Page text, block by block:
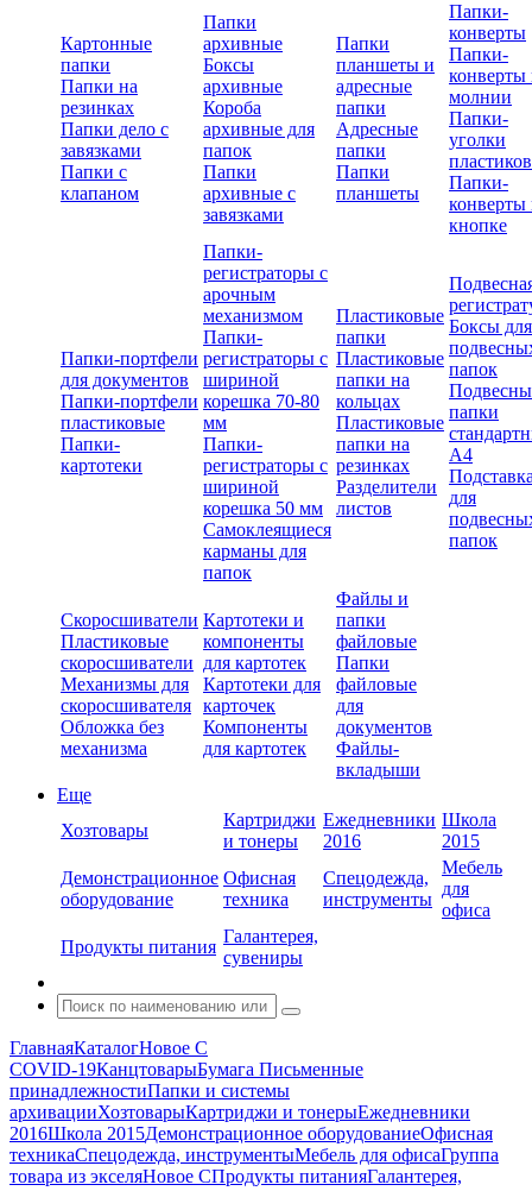
Картонные
папки
Папки на
резинках
Папки дело с
завязками
Папки с
клапаном
Папки
архивные
Боксы
архивные
Короба
архивные для
папок
Папки
архивные с
завязками
Папки
планшеты и
адресные
папки
Адресные
папки
Папки
планшеты
Папки-
конверты
Папки-
конверты
молнии
Папки-
уголки
Папки-
конверты
кнопке
Папки-портфели
для документов
Папки-портфели
пластиковые
Папки-
картотеки
Папки-
регистраторы с
арочным
механизмом
Папки-
регистраторы с
шириной
корешка 70-80
мм
Папки-
регистраторы с
шириной
корешка 50 мм
Самоклеящиеся
карманы для
папок
Пластиковые
папки
Пластиковые
папки на
кольцах
Пластиковые
папки на
резинках
Разделители
листов
Боксы для
папок
папки
А4
для
папок
Скоросшиватели
Пластиковые
скоросшиватели
Механизмы для
скоросшивателя
Обложка без
механизма
Картотеки и
компоненты
для картотек
Картотеки для
карточек
Компоненты
для картотек
Файлы и
папки
файловые
Папки
файловые
для
документов
Файлы-
вкладыши
Еще
Хозтовары
Картриджи
и тонеры
Ежедневники
2016
Школа
2015
Демонстрационное
оборудование
Офисная
техника
Спецодежда,
инструменты
Мебель
для
офиса
Продукты питания
Галантерея,
сувениры
ГлавнаяКаталогНовое С
COVID-19КанцтоварыБумага Письменные
принадлежностиПапки и системы
архивацииХозтоварыКартриджи и тонерыЕжедневники
2016Школа 2015Демонстрационное оборудованиеОфисная
техникаСпецодежда, инструментыМебель для офисаГруппа
товара из экселяНовое СПродукты питанияГалантерея,